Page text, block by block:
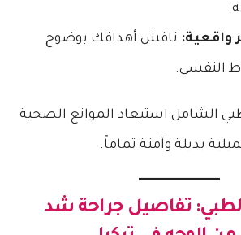
واقعية: ناقش أهدافك بوضوح
النفسي.
الشامل استبعاد الموانع الصحية
بديلة وآمنة تماماً.
الطبي: تفاصيلجراحة شد